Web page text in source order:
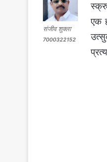
संजीव शुक्ला
7000322152
एक